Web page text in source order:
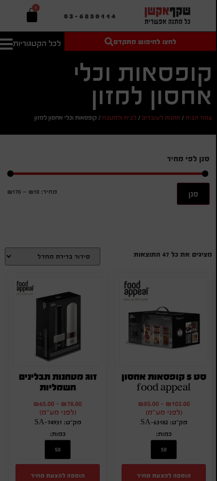
03-6850114
0
לכל הקטגוריות
טקסט חופשי
מחיר מיני'
מחיר מקס'
חיפוש
לחצו לחיפוש מתקדם
קופסאות וכלי
אחסון למזון
עמוד הבית/ מתנות לעובדים/ לבית ולמטבח/ קופסאות וכלי אחסון למזון
סנן לפי מחיר
סנן מחיר: ₪10
—
₪170
מציגים את כל ⁦47⁩ התוצאות
סט 5 קופסאות אחסון
food appeal
₪102.00
-
₪85.00
(לפני מע"מ)
מק"ט: SA-63182
כמות:
הוספה להצעת מחיר
זוג מטחנות תבלינים
חשמליות
₪78.00
-
₪65.00
(לפני מע"מ)
מק"ט: SA-74931
כמות:
הוספה להצעת מחיר